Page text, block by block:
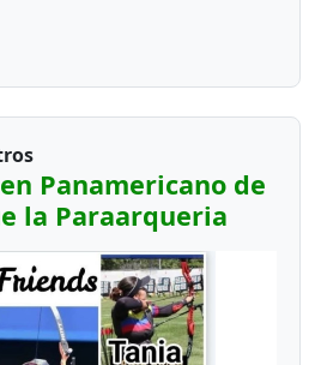
al entregarle el Premio
Trump, presidente de
parecida a la de FIFAGATE.
los señores
Mundial por la abrupta
árbitro somalí, Omar
se le negó la entrada a
Panamericano de
la Paraarqueria